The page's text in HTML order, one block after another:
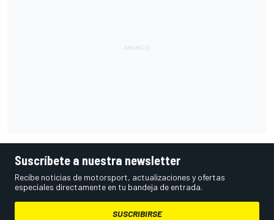
Suscríbete a nuestra newsletter
Recibe noticias de motorsport, actualizaciones y ofertas
especiales directamente en tu bandeja de entrada.
SUSCRIBIRSE